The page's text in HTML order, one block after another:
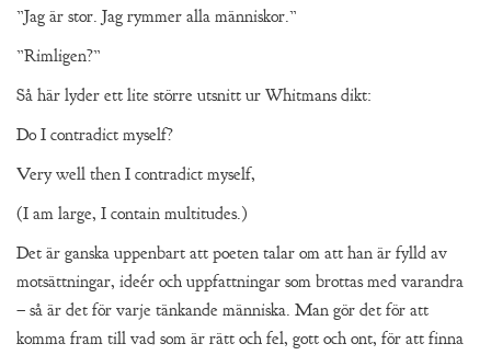
”Jag är stor. Jag rymmer alla människor.”
”Rimligen?”
Så här lyder ett lite större utsnitt ur Whitmans dikt:
Do I contradict myself?
Very well then I contradict myself,
(I am large, I contain multitudes.)
Det är ganska uppenbart att poeten talar om att han är fylld av
motsättningar, ideér och uppfattningar som brottas med varandra
– så är det för varje tänkande människa. Man gör det för att
komma fram till vad som är rätt och fel, gott och ont, för att finna